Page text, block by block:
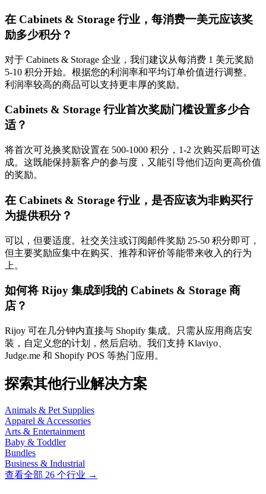
在 Cabinets & Storage 行业，每消费一美元应该奖
励多少积分？
对于 Cabinets & Storage 企业，我们建议从每消费 1 美元奖励
5-10 积分开始。根据您的利润率和平均订单价值进行调整。
利润率较高的商品可以支持更丰厚的奖励。
Cabinets & Storage 行业首次奖励门槛设置多少合
适？
将首次可兑换奖励设置在 500-1000 积分，1-2 次购买后即可达
成。这既能保持新客户的参与度，又能引导他们迈向更高价值
的奖励。
在 Cabinets & Storage 行业，是否应该为非购买行
为提供积分？
可以，但要适度。社交关注或订阅邮件奖励 25-50 积分即可，
但主要奖励应集中在购买、推荐和评价等能带来收入的行为
上。
如何将 Rijoy 集成到我的 Cabinets & Storage 商
店？
Rijoy 可在几分钟内直接与 Shopify 集成。只需从应用商店安
装，自定义您的计划，然后启动。我们支持 Klaviyo、
Judge.me 和 Shopify POS 等热门应用。
探索其他行业解决方案
Animals & Pet Supplies
Apparel & Accessories
Arts & Entertainment
Baby & Toddler
Bundles
Business & Industrial
查看全部 26 个行业 →